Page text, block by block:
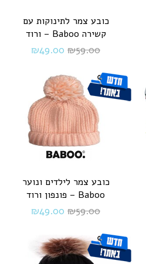
כובע צמר לתינוקות עם
קשירה Baboo – ורוד
₪59.00
₪49.00
כובע צמר לילדים ונוער
Baboo – פונפון ורוד
₪59.00
₪49.00